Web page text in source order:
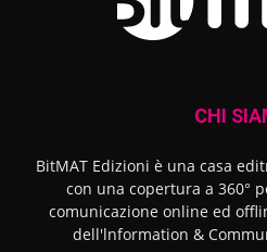
CHI
BitMAT Edizioni è una casa
con una copertura a 360°
comunicazione online ed
dell'lnformation &